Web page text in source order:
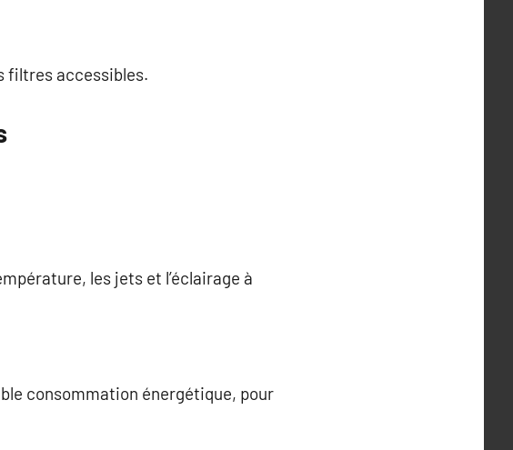
filtres accessibles.
les jets et l’éclairage à
consommation énergétique, pour